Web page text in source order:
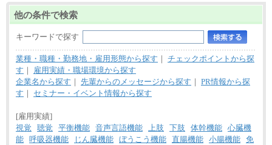
他の条件で検索
キーワードで探す
業種・職種・勤務地・雇用形態から探す ｜ チェックポイントから探
す ｜
雇用実績・職場環境から探す
企業名から探す ｜ 先輩からのメッセージから探す ｜ PR情報から探
す ｜ セミナー・イベント情報から探す
[雇用実績]
視覚
聴覚 平衡機能 音声言語機能 上肢 下肢 体幹機能 心臓機
能 呼吸器機能 じん臓機能 ぼうこう機能 直腸機能 小腸機能 免